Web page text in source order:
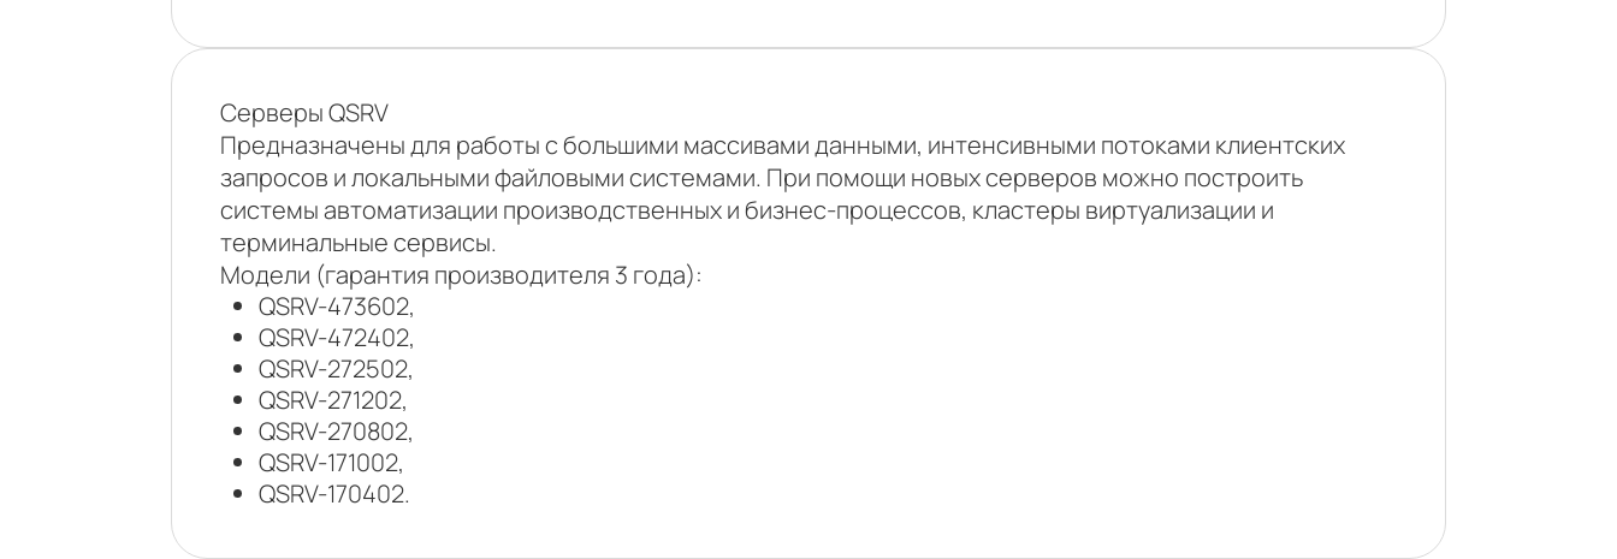
Серверы QSRV
Предназначены для работы с большими массивами данными, интенсивными потоками клиентских
запросов и локальными файловыми системами. При помощи новых серверов можно построить
системы автоматизации производственных и бизнес-процессов, кластеры виртуализации и
терминальные сервисы.
Модели (гарантия производителя 3 года):
QSRV-473602,
QSRV-472402,
QSRV-272502,
QSRV-271202,
QSRV-270802,
QSRV-171002,
QSRV-170402.